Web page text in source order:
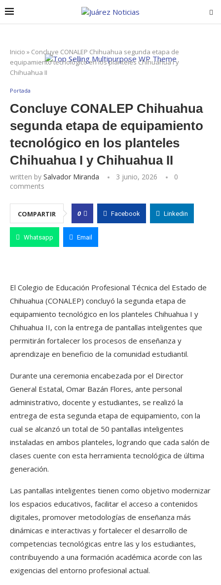
Inicio » Concluye CONALEP Chihuahua segunda etapa de
equipamiento tecnológico en los planteles Chihuahua I y
Chihuahua II
Portada
Concluye CONALEP Chihuahua
segunda etapa de equipamiento
tecnológico en los planteles
Chihuahua I y Chihuahua II
written by Salvador Miranda 3 junio, 2026
0
comments
COMPARTIR 0 Facebook Linkedin
Whatsapp Email
El Colegio de Educación Profesional Técnica del Estado de
Chihuahua (CONALEP) concluyó la segunda etapa de
equipamiento tecnológico en los planteles Chihuahua I y
Chihuahua II, con la entrega de pantallas inteligentes que
permitirán fortalecer los procesos de enseñanza y
aprendizaje en beneficio de la comunidad estudiantil.
Durante una ceremonia encabezada por el Director
General Estatal, Omar Bazán Flores, ante personal
administrativo, docente y estudiantes, se realizó la
entrega de esta segunda etapa de equipamiento, con la
cual se alcanzó un total de 50 pantallas inteligentes
instaladas en ambos planteles, logrando que cada salón de
clases cuente con esta herramienta tecnológica de última
generación.
Las pantallas inteligentes tienen como objetivo modernizar
los espacios educativos, facilitar el acceso a contenidos
digitales, promover metodologías de enseñanza más
dinámicas e interactivas y fortalecer el desarrollo de
competencias tecnológicas entre las y los estudiantes,
contribuyendo a una formación académica acorde con las
exigencias del entorno profesional actual.